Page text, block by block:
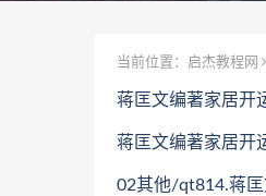
当前位置： 启杰教程网
蒋匡文编著家居开
蒋匡文编著家居开
02其他/qt814.蒋